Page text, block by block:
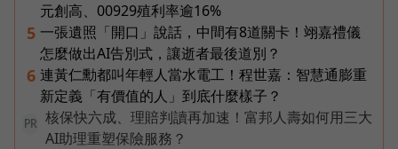
元創高、00929殖利率逾16%
5 一張遺照「開口」說話，中間有8道關卡！翊嘉禮儀
怎麼做出AI告別式，讓逝者最後道別？
6 連黃仁勳都叫年輕人當水電工！程世嘉：智慧通膨重
新定義「有價值的人」到底什麼樣子？
PR
核保快六成、理賠判讀再加速！富邦人壽如何用三大
AI助理重塑保險服務？